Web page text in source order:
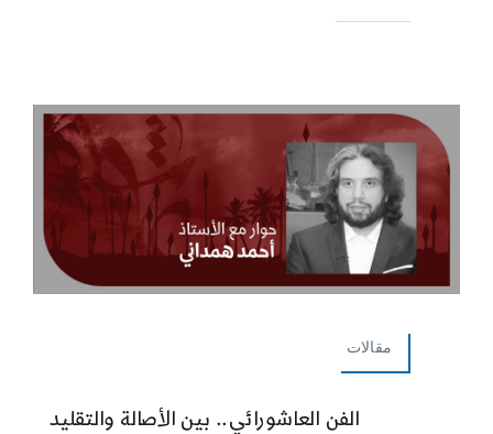
مقالات
الفن العاشورائي.. بين الأصالة والتقليد